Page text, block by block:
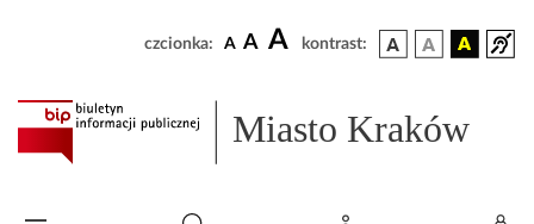
czcionka: A A A kontrast:
Miasto Kraków